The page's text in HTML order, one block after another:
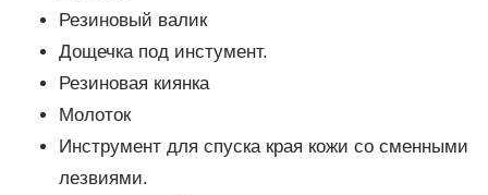
Резиновый валик
Дощечка под инстумент.
Резиновая киянка
Молоток
Инструмент для спуска края кожи со сменными
лезвиями.